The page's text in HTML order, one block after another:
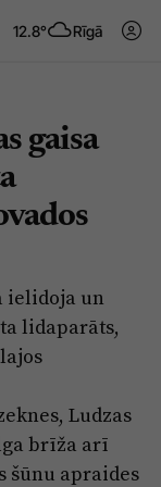
12.8° Rīgā
gaisa
ielidoja un
lidaparāts,
Ludzas
brīža arī
šūnu apraides